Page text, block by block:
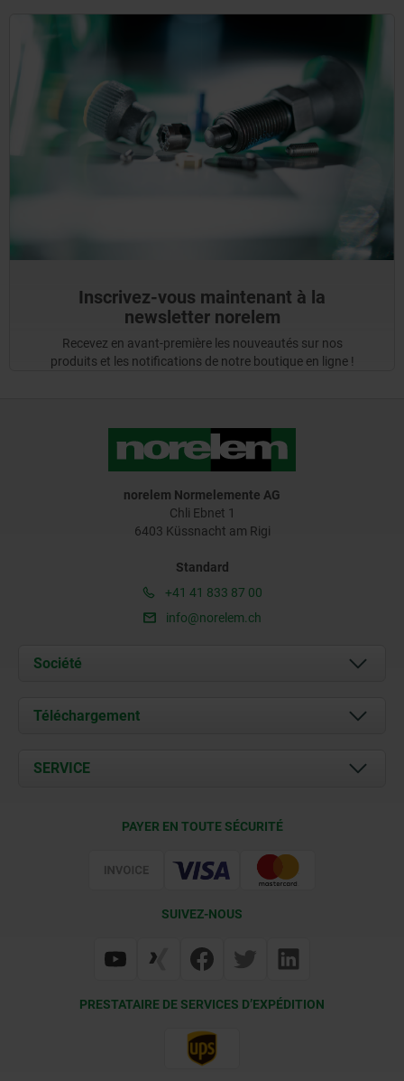
Inscrivez-vous maintenant à la
newsletter norelem
Recevez en avant-première les nouveautés sur nos
produits et les notifications de notre boutique en ligne !
norelem Normelemente AG
Chli Ebnet 1
6403 Küssnacht am Rigi
Standard
+41 41 833 87 00
info@norelem.ch
Société
À propos de nous
Contact
Téléchargement
Documents
SERVICE
PAYER EN TOUTE SÉCURITÉ
SUIVEZ-NOUS
PRESTATAIRE DE SERVICES D’EXPÉDITION